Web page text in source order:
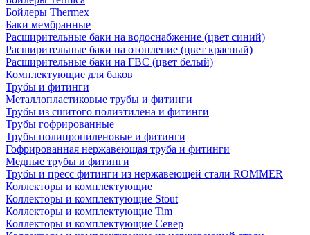
Бойлеры Thermex
Баки мембранные
Расширительные баки на водоснабжение (цвет синий)
Расширительные баки на отопление (цвет красный)
Расширительные баки на ГВС (цвет белый)
Комплектующие для баков
Трубы и фитинги
Металлопластиковые трубы и фитинги
Трубы из сшитого полиэтилена и фитинги
Трубы гофрированные
Трубы полипропиленовые и фитинги
Гофрированная нержавеющая труба и фитинги
Медные трубы и фитинги
Трубы и пресс фитинги из нержавеющей стали ROMMER
Коллекторы и комплектующие
Коллекторы и комплектующие Stout
Коллекторы и комплектующие Tim
Коллекторы и комплектующие Север